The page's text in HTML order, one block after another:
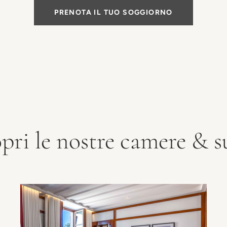
PRENOTA IL TUO SOGGIORNO
le nostre camere &